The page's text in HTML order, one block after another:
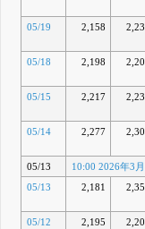
05/19 2,158
05/18
2,198
05/15 2,217
05/14 2,277
05/13
10:00 2026年3
05/13
2,181
05/12 2,195